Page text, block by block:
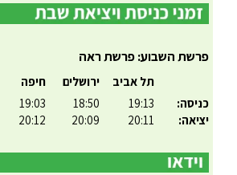
פרשת השבוע: פרשת ראה
כניסה:
יציאה:
תל אביב
19:13
20:11
ירושלים
18:50
20:09
חיפה
19:03
20:12